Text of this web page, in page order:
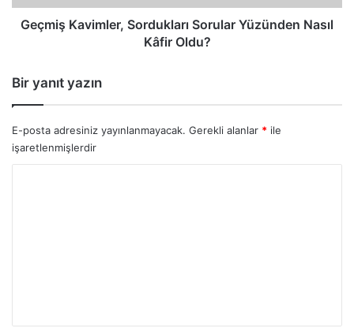
Geçmiş Kavimler, Sordukları Sorular Yüzünden Nasıl
Kâfir Oldu?
Bir yanıt yazın
E-posta adresiniz yayınlanmayacak. Gerekli alanlar * ile
işaretlenmişlerdir